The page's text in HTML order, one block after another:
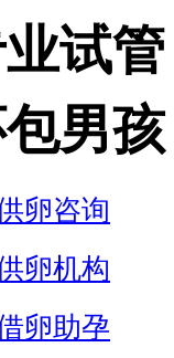
试管
男孩
卵咨询
卵机构
卵助孕